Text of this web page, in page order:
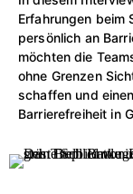
Erfahrungen beim
persönlich an
möchten die
ohne Grenzen
schaffen und
Barrierefreiheit in